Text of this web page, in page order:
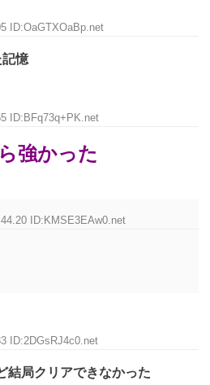
ID:OaGTXOaBp.net
憶
ID:BFq73q+PK.net
強かった
ID:KMSE3EAw0.net
ID:2DGsRJ4c0.net
結局クリアできなかった